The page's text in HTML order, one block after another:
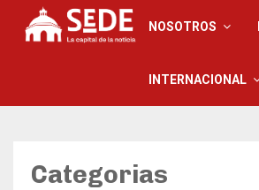
NOSOTROS
INTERNACIONAL
Categorias